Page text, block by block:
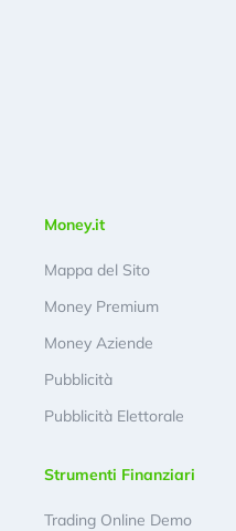
Money.it
Mappa del Sito
Money Premium
Money Aziende
Pubblicità
Pubblicità Elettorale
Strumenti Finanziari
Trading Online Demo